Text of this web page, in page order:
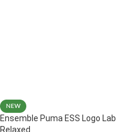
NEW
Ensemble Puma ESS Logo Lab
Relaxed